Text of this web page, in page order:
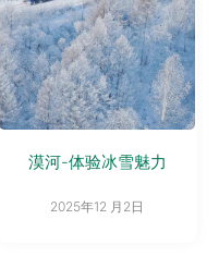
漠河-体验冰雪魅力
2025年12 月2日